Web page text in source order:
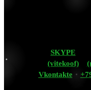
SKYPE
(vitekoof)
Vkontakte